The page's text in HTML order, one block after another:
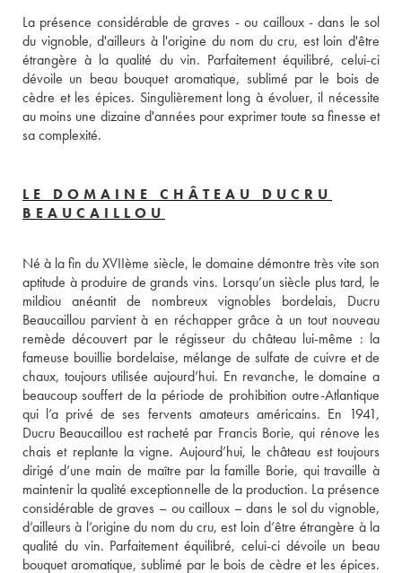
La présence considérable de graves - ou cailloux - dans le sol
du vignoble, d'ailleurs à l'origine du nom du cru, est loin d'être
étrangère à la qualité du vin. Parfaitement équilibré, celui-ci
dévoile un beau bouquet aromatique, sublimé par le bois de
cèdre et les épices. Singulièrement long à évoluer, il nécessite
au moins une dizaine d'années pour exprimer toute sa finesse et
sa complexité.
LE DOMAINE CHÂTEAU DUCRU
BEAUCAILLOU
Né à la fin du XVIIème siècle, le domaine démontre très vite son
aptitude à produire de grands vins. Lorsqu’un siècle plus tard, le
mildiou anéantit de nombreux vignobles bordelais, Ducru
Beaucaillou parvient à en réchapper grâce à un tout nouveau
remède découvert par le régisseur du château lui-même : la
fameuse bouillie bordelaise, mélange de sulfate de cuivre et de
chaux, toujours utilisée aujourd’hui. En revanche, le domaine a
beaucoup souffert de la période de prohibition outre-Atlantique
qui l’a privé de ses fervents amateurs américains. En 1941,
Ducru Beaucaillou est racheté par Francis Borie, qui rénove les
chais et replante la vigne. Aujourd’hui, le château est toujours
dirigé d’une main de maître par la famille Borie, qui travaille à
maintenir la qualité exceptionnelle de la production. La présence
considérable de graves – ou cailloux – dans le sol du vignoble,
d’ailleurs à l’origine du nom du cru, est loin d’être étrangère à la
qualité du vin. Parfaitement équilibré, celui-ci dévoile un beau
bouquet aromatique, sublimé par le bois de cèdre et les épices.